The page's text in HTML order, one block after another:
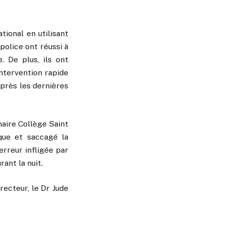
en utilisant
ont réussi à
De plus, ils ont
rapide
les dernières
Collège Saint
et saccagé la
infligée par
la nuit.
le Dr Jude